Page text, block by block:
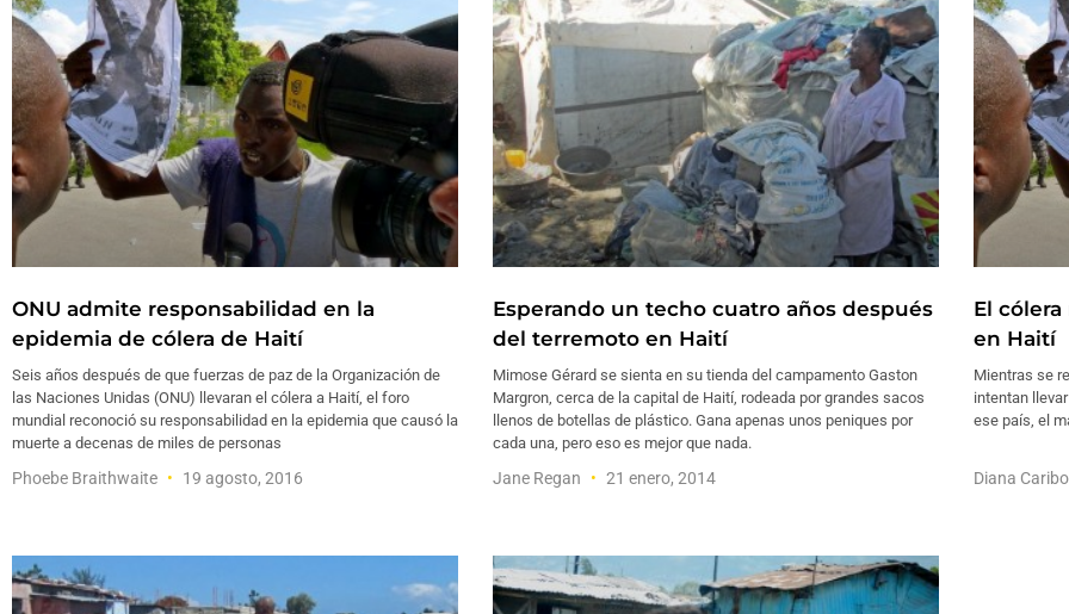
ONU admite responsabilidad en la
epidemia de cólera de Haití
Seis años después de que fuerzas de paz de la Organización de
las Naciones Unidas (ONU) llevaran el cólera a Haití, el foro
mundial reconoció su responsabilidad en la epidemia que causó la
muerte a decenas de miles de personas
Phoebe Braithwaite 19 agosto, 2016
Esperando un techo cuatro años después
del terremoto en Haití
Mimose Gérard se sienta en su tienda del campamento Gaston
Margron, cerca de la capital de Haití, rodeada por grandes sacos
llenos de botellas de plástico. Gana apenas unos peniques por
cada una, pero eso es mejor que nada.
Jane Regan 21 enero, 2014
El
en Haití
Mientras se
intentan
ese país, el
Diana